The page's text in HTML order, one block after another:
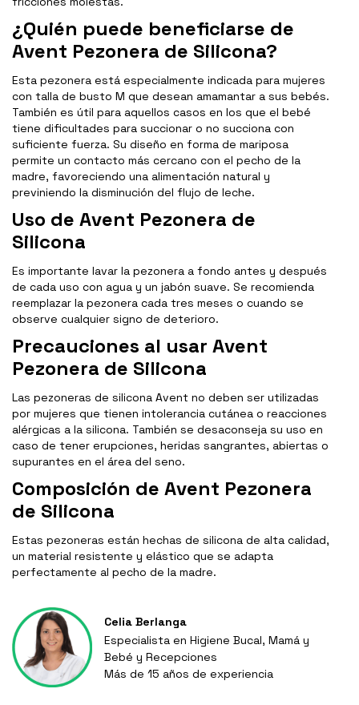
¿Quién puede beneficiarse de
Avent Pezonera de Silicona?
Esta pezonera está especialmente indicada para mujeres
con talla de busto M que desean amamantar a sus bebés.
También es útil para aquellos casos en los que el bebé
tiene dificultades para succionar o no succiona con
suficiente fuerza. Su diseño en forma de mariposa
permite un contacto más cercano con el pecho de la
madre, favoreciendo una alimentación natural y
previniendo la disminución del flujo de leche.
Uso de Avent Pezonera de
Silicona
Es importante lavar la pezonera a fondo antes y después
de cada uso con agua y un jabón suave. Se recomienda
reemplazar la pezonera cada tres meses o cuando se
observe cualquier signo de deterioro.
Precauciones al usar Avent
Pezonera de Silicona
Las pezoneras de silicona Avent no deben ser utilizadas
por mujeres que tienen intolerancia cutánea o reacciones
alérgicas a la silicona. También se desaconseja su uso en
caso de tener erupciones, heridas sangrantes, abiertas o
supurantes en el área del seno.
Composición de Avent Pezonera
de Silicona
Estas pezoneras están hechas de silicona de alta calidad,
un material resistente y elástico que se adapta
perfectamente al pecho de la madre.
Celia Berlanga
Especialista en Higiene Bucal, Mamá y
Bebé y Recepciones
Más de 15 años de experiencia